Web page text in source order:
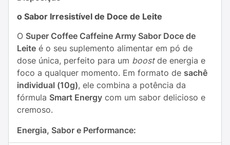
o Sabor Irresistível de Doce de Leite
O Super Coffee Caffeine Army Sabor Doce de
Leite é o seu suplemento alimentar em pó de
dose única, perfeito para um boostde energia e
foco a qualquer momento. Em formato de sachê
individual (10g), ele combina a potência da
fórmula Smart Energy com um sabor delicioso e
cremoso.
Energia, Sabor e Performance: